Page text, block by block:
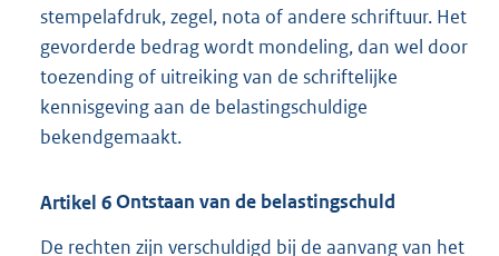
stempelafdruk, zegel, nota of andere schriftuur. Het
gevorderde bedrag wordt mondeling, dan wel door
toezending of uitreiking van de schriftelijke
kennisgeving aan de belastingschuldige
bekendgemaakt.
Artikel 6Ontstaan van de belastingschuld
De rechten zijn verschuldigd bij de aanvang van het